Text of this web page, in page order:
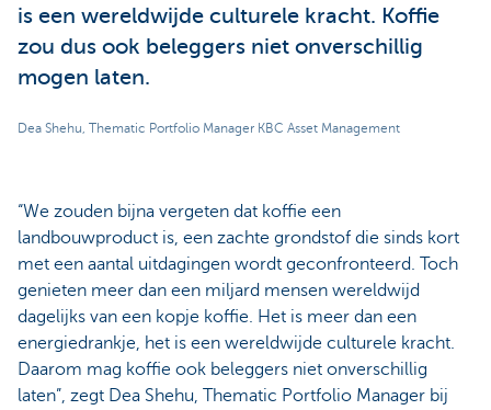
is een wereldwijde culturele kracht. Koffie
zou dus ook beleggers niet onverschillig
mogen laten.
Dea Shehu, Thematic Portfolio Manager KBC Asset Management
“We zouden bijna vergeten dat koffie een
landbouwproduct is, een zachte grondstof die sinds kort
met een aantal uitdagingen wordt geconfronteerd. Toch
genieten meer dan een miljard mensen wereldwijd
dagelijks van een kopje koffie. Het is meer dan een
energiedrankje, het is een wereldwijde culturele kracht.
Daarom mag koffie ook beleggers niet onverschillig
laten”, zegt Dea Shehu, Thematic Portfolio Manager bij